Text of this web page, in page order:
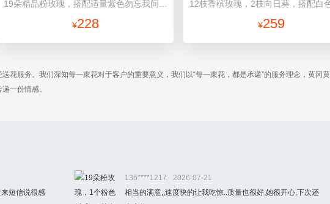
¥228 ¥259
花服务。我们深知每一束花对于客户的重要意义，我们以“每一束花，都是承诺”的服务理念，黄
一份情感。
短信说很感
135****1217
2026-07-21
相当的满意,,速度快的让我吃惊..质量也很好,她很开心,下次还